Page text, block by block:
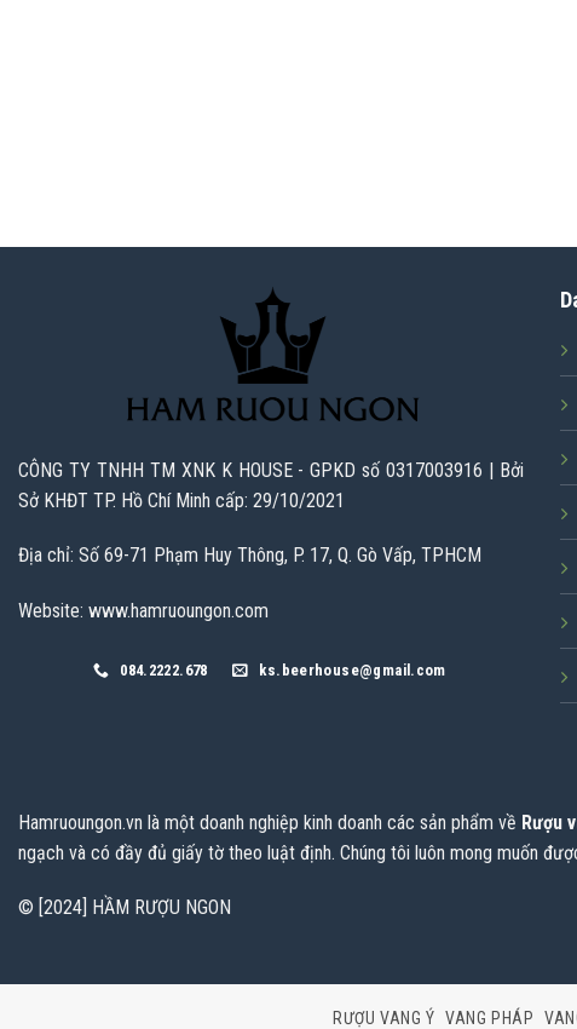
CÔNG TY TNHH TM XNK K HOUSE - GPKD số 0317003916 | Bởi
Sở KHĐT TP. Hồ Chí Minh cấp: 29/10/2021
Địa chỉ: Số 69-71 Phạm Huy Thông, P. 17, Q. Gò Vấp, TPHCM
Website: www.hamruoungon.com
084.2222.678 ks.beerhouse@gmail.com
Hamruoungon.vn là một doanh nghiệp kinh doanh các sản phẩm về Rượu
ngạch và có đầy đủ giấy tờ theo luật định. Chúng tôi luôn mong muốn
© [2024] HẦM RƯỢU NGON
RƯỢU VANG Ý VANG PHÁP